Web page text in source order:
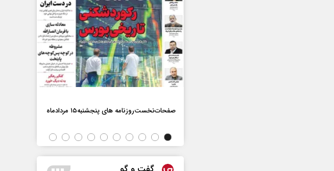
صفحات‌نخست‌روزنامه ها‌ی پنجشنبه‌۱۵ مردادماه